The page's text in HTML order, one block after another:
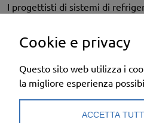
I progettisti di sistemi di
anche in officina o in cantiere,
corretto montaggio, di
Quando finalmente tutto è
gli impianti di refrigerazione.
Cookie e privacy
Questo sito web utilizza i
la migliore esperienza
ACCETTA